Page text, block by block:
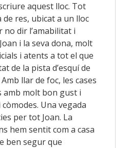
aquest lloc. Tot
res, ubicat a un lloc
dir l’amabilitat i
i la seva dona, molt
i atents a tot el que
de la pista d’esquí de
llar de foc, les cases
amb molt bon gust i
Una vegada
per tot Joan. La
hem sentit com a casa
ben segur que